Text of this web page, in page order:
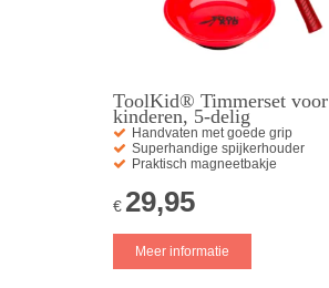
ToolKid® Timmerset voor
kinderen, 5-delig
Handvaten met goede grip
Superhandige spijkerhouder
Praktisch magneetbakje
€ 29,95
Meer informatie